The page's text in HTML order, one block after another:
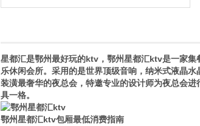
星都汇是鄂州最好玩的ktv，鄂州星都汇ktv是一家
乐休闲会所。采用的是世界顶级音响，纳米式液晶
装潢最奢华的夜总会，特邀专业的设计师为夜总会
具一格。
鄂州星都汇ktv包厢最低消费指南